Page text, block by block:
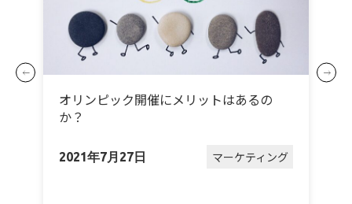
オリンピック開催にメリットはあるの
か？
2021年7月27日 マーケティング